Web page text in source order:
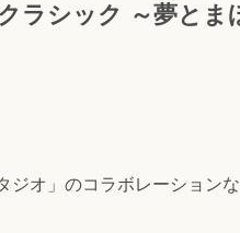
ラシック ～夢とま
オ」のコラボレーションな